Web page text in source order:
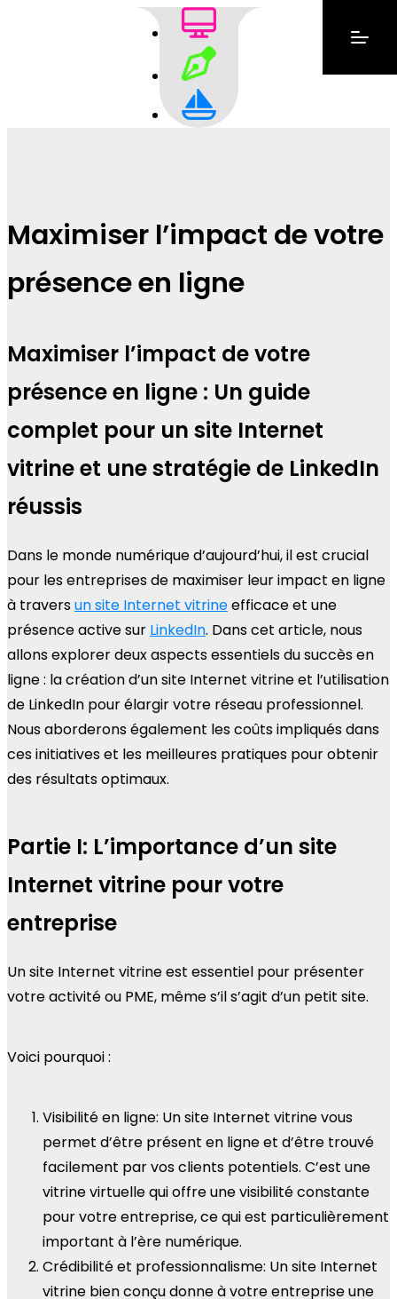
Maximiser l’impact de votre
présence en ligne
Maximiser l’impact de votre
présence en ligne : Un guide
complet pour un site Internet
vitrine et une stratégie de LinkedIn
réussis
Dans le monde numérique d’aujourd’hui, il est crucial
pour les entreprises de maximiser leur impact en ligne
à traversun site Internet vitrineefficace et une
présence active sur LinkedIn. Dans cet article, nous
allons explorer deux aspects essentiels du succès en
ligne : la création d’un site Internet vitrine et l’utilisation
de LinkedIn pour élargir votre réseau professionnel.
Nous aborderons également les coûts impliqués dans
ces initiatives et les meilleures pratiques pour obtenir
des résultats optimaux.
Partie I: L’importance d’un site
Internet vitrine pour votre
entreprise
Un site Internet vitrine est essentiel pour présenter
votre activité ou PME, même s’il s’agit d’un petit site.
Voici pourquoi :
Visibilité en ligne: Un site Internet vitrine vous
permet d’être présent en ligne et d’être trouvé
facilement par vos clients potentiels. C’est une
vitrine virtuelle qui offre une visibilité constante
pour votre entreprise, ce qui est particulièrement
important à l’ère numérique.
Crédibilité et professionnalisme: Un site Internet
vitrine bien conçu donne à votre entreprise une